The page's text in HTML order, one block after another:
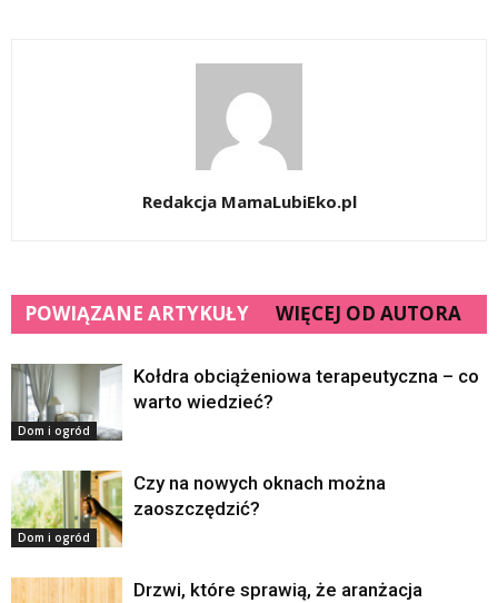
Redakcja MamaLubiEko.pl
POWIĄZANE ARTYKUŁY WIĘCEJ OD AUTORA
Dom i ogród
Kołdra obciążeniowa terapeutyczna – co
warto wiedzieć?
Dom i ogród
Czy na nowych oknach można
zaoszczędzić?
Drzwi, które sprawią, że aranżacja